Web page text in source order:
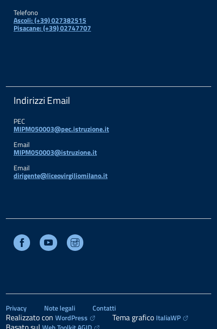
Telefono
Ascoli: (+39) 027382515
Pisacane: (+39) 02747707
Indirizzi Email
PEC
MIPM050003@pec.istruzione.it
Email
MIPM050003@istruzione.it
Email
dirigente@liceovirgiliomilano.it
Facebook Youtube
Privacy Note legali Contatti
Realizzato con WordPress Tema grafico ItaliaWP